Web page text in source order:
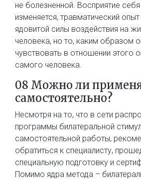
не болезненной. Восприятие
изменяется, травматический
ядовитой силы воздействия на
человека, но то, каким образом
чувствовать в отношении этого
самого человека.
08 Можно ли
самостоятельно?
Несмотря на то, что в сети
программы билатеральной
самостоятельной работы,
обратиться к специалисту,
специальную подготовку и
Помимо ядра метода –